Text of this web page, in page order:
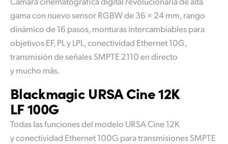
gama con nuevo sensor RGBW de 36 × 24 mm, rango
dinámico de 16 pasos, monturas intercambiables para
objetivos EF, PL y LPL, conectividad Ethernet 10G,
transmisión de señales SMPTE 2110 en directo
y mucho más.
Blackmagic URSACine 12K
LF 100G
Todas las funciones del modelo URSA Cine 12K
y conectividad Ethernet 100G para transmisiones SMPTE